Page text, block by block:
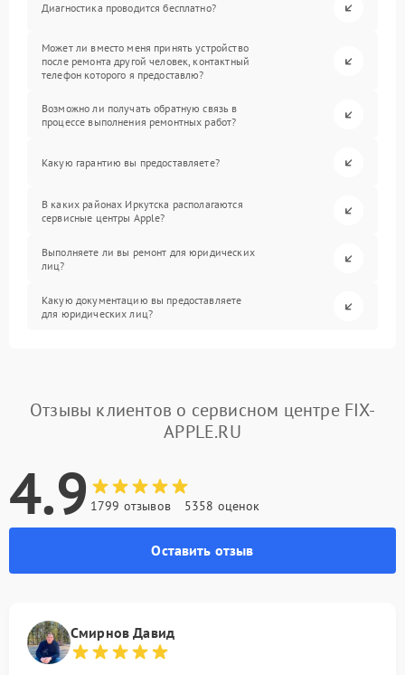
Диагностика проводится бесплатно?
Может ли вместо меня принять устройство
после ремонта другой человек, контактный
телефон которого я предоставлю?
Возможно ли получать обратную связь в
процессе выполнения ремонтных работ?
Какую гарантию вы предоставляете?
В каких районах Иркутска располагаются
сервисные центры Apple?
Выполняете ли вы ремонт для юридических
лиц?
Какую документацию вы предоставляете
для юридических лиц?
Отзывы клиентов о сервисном центре FIX-
APPLE.RU
4.9 1799 отзывов 5358 оценок
Оставить отзыв
Смирнов Давид